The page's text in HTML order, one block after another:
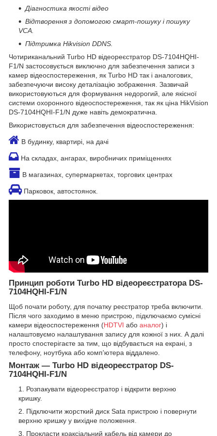
Діагностика якості відео
Відтворення з допомогою смарт-пошуку і пошуку
VCA.
Підтримка Hikvision DDNS.
Чотириканальний Turbo HD відеореєстратор DS-7104HQHI-
F1/N застосовується виключно для забезпечення записи з
камер відеоспостереження, як Turbo HD так і аналогових,
забезпечуючи високу деталізацію зображення. Зазвичай
використовуються для формування недорогий, але якісної
системи охоронного відеоспостереження, так як ціна HikVision
DS-7104HQHI-F1/N дуже навіть демократична.
Використовується для забезпечення відеоспостереження:
В будинку, квартирі, на дачі
На складах, ангарах, виробничих приміщеннях
В магазинах, супермаркетах, торгових центрах
Парковок, автостоянок.
Принцип роботи Turbo HD відеореєстратора DS-
7104HQHI-F1/N
Щоб почати роботу, для початку реєстратор треба включити.
Після чого заходимо в меню пристрою, підключаємо сумісні
камери відеоспостереження (HDTVI або аналог) і
налаштовуємо налаштування запису для кожної з них. А далі
просто спостерігаєте за тим, що відбувається на екрані, з
телефону, ноутбука або комп'ютера віддалено.
Монтаж — Turbo HD відеореєстратор DS-
7104HQHI-F1/N
Розпакувати відеореєстратор і відкрити верхню
кришку.
Підключити жорсткий диск Sata пристрою і повернути
верхню кришку у вихідне положення.
Прокласти коаксіальний кабель від камери до